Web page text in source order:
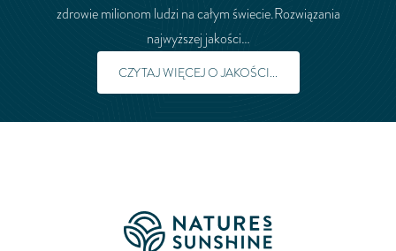
zdrowie milionom ludzi na całym świecie.Rozwiązania
najwyższej jakości…
CZYTAJ WIĘCEJ O JAKOŚCI...